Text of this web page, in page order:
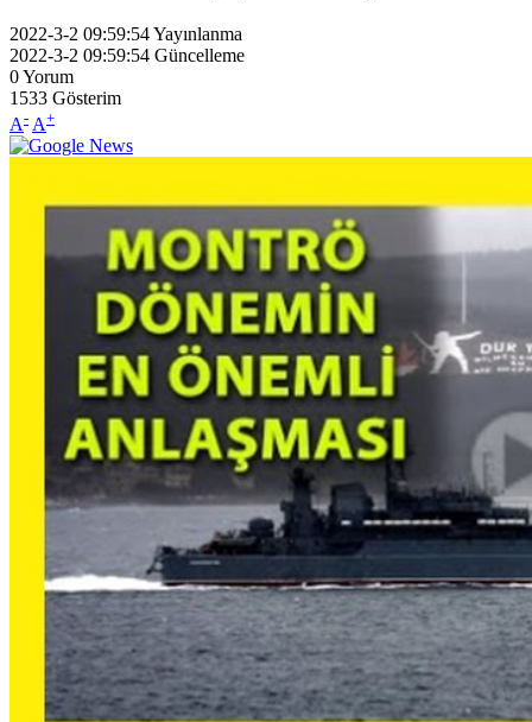
2022-3-2 09:59:54Yayınlanma
2022-3-2 09:59:54 Güncelleme
0Yorum
1533 Gösterim
A- A+